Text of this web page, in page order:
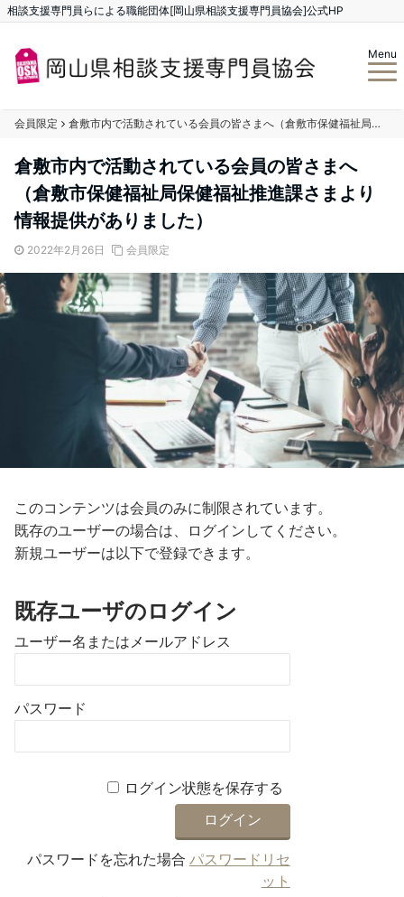
相談支援専門員らによる職能団体[岡山県相談支援専門員協会]公式HP
Menu
会員限定 倉敷市内で活動されている会員の皆さまへ（倉敷市保健福祉局保健福祉推進課さまより情報提供がありました）
倉敷市内で活動されている会員の皆さまへ
（倉敷市保健福祉局保健福祉推進課さまより
情報提供がありました）
2022年2月26日 会員限定
このコンテンツは会員のみに制限されています。
既存のユーザーの場合は、ログインしてください。
新規ユーザーは以下で登録できます。
既存ユーザのログイン
ユーザー名またはメールアドレス
パスワード
ログイン状態を保存する
パスワードを忘れた場合 パスワードリセ
ット